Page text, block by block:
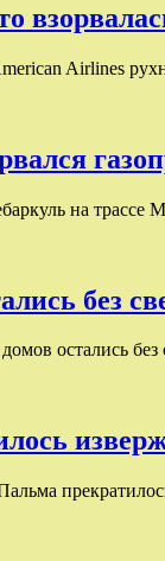
Airlines
на
без
остались